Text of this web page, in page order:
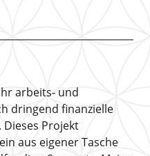
arbeits- und
dringend finanzielle
Projekt
aus eigener Tasche